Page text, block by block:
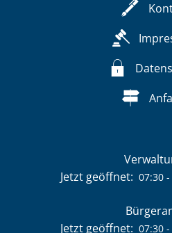
Klicken, um weitere
Jetzt geöffnet: 07:30-
Klicken, um weitere
Jetzt geöffnet: 07:30-